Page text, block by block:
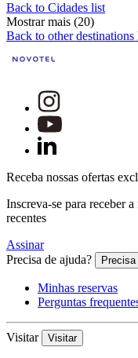
Back to Cidades list
Mostrar mais (20)
Back to other destinations
Receba nossas ofertas
Inscreva-se para receber
recentes
Assinar
Precisa de ajuda?
Minhas reservas
Perguntas
Visitar Visitar